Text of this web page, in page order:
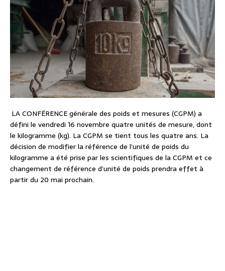
LA CONFÉRENCE générale des poids et mesures (CGPM) a
défini le vendredi 16 novembre quatre unités de mesure, dont
le kilogramme (kg). La CGPM se tient tous les quatre ans. La
décision de modifier la référence de l’unité de poids du
kilogramme a été prise par les scientifiques de la CGPM et ce
changement de référence d’unité de poids prendra effet à
partir du 20 mai prochain.